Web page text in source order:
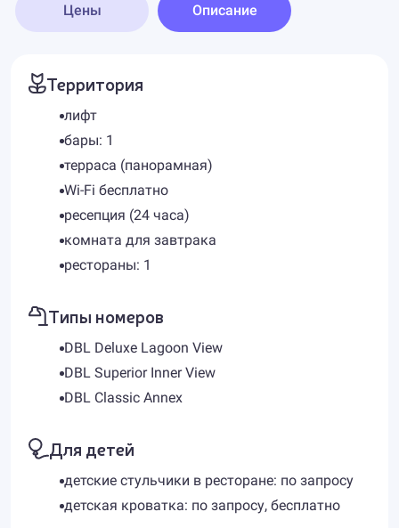
Цены Описание
Территория
лифт
бары: 1
терраса (панорамная)
Wi-Fi бесплатно
ресепция (24 часа)
комната для завтрака
рестораны: 1
Типы номеров
DBL Deluxe Lagoon View
DBL Superior Inner View
DBL Classic Annex
Для детей
детские стульчики в ресторане: по запросу
детская кроватка: по запросу, бесплатно